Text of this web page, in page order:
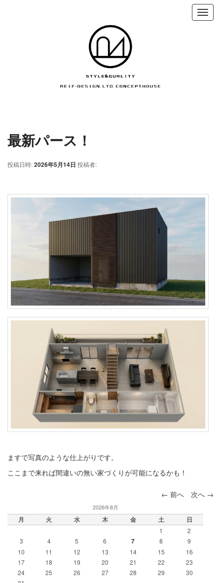
最新パース！
投稿日時:2026年5月14日 投稿者:
ますで写真のような仕上がりです。
ここまで来れば間違いの無い家づくりが可能になるかも！
ゲーショ
← 前へ 次へ →
2026年8月
月 火 水 木 金 土 日
1
2
3
4 5 6 7 8
9
10
11 12 13 14 15
16
17
18 19 20 21 22
23
24
25 26 27 28 29
30